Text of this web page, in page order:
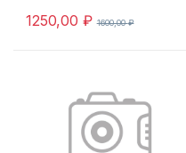
1250,00 ₽ 1600,00₽